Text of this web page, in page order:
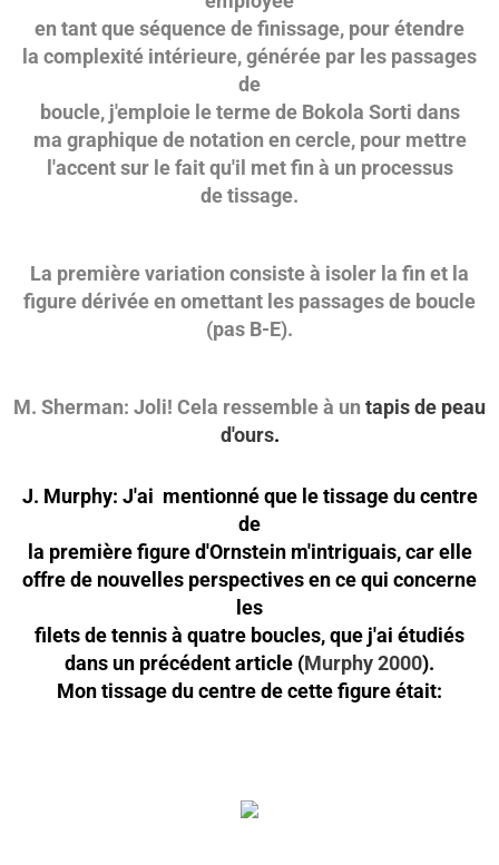
en tant que séquence de finissage, pour étendre
la complexité intérieure, générée par les passages
de
boucle, j'emploie le terme de Bokola Sorti dans
ma graphique de notation en cercle, pour mettre
l'accent sur le fait qu'il met fin à un processus
de tissage.
La première variation consiste à isoler la fin et la
figure dérivée en omettant les passages de boucle
(pas B-E).
M. Sherman: Joli! Cela ressemble à un tapis de peau
d'ours.
J. Murphy: J'ai mentionné que le tissage du centre
de
la première figure d'Ornstein m'intriguais, car elle
offre de nouvelles perspectives en ce qui concerne
les
filets de tennis à quatre boucles, que j'ai étudiés
dans un précédent article (Murphy 2000).
Mon tissage du centre de cette figure était: